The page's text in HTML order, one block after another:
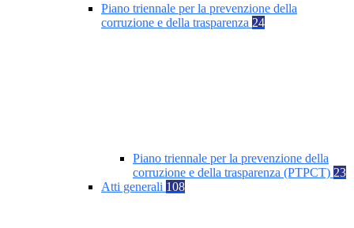
Piano triennale per la prevenzione della
corruzione e della trasparenza 24
Piano triennale per la prevenzione della
corruzione e della trasparenza (PTPCT) 23
Atti generali 108